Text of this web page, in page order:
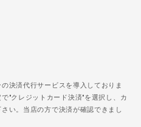
決済代行サービスを導入しておりま
"クレジットカード決済"を選択し、カ
い。当店の方で決済が確認できまし